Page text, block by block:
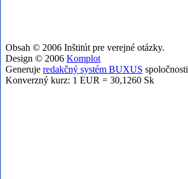
Obsah © 2006 Inštitút pre verejné otázky.
Design © 2006 Komplot
Generuje redakčný systém BUXUS
Konverzný kurz: 1 EUR = 30,1260 Sk